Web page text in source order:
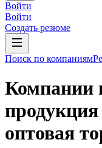
Войти
Войти
Создать резюме
Поиск по компаниям
Компании
оптовая